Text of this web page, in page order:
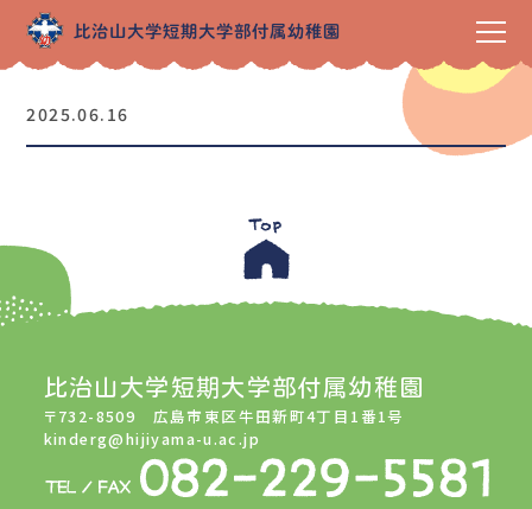
2025.06.16
比治山大学短期大学部付属幼稚園
〒732-8509 広島市東区牛田新町4丁目1番1号
kinderg@hijiyama-u.ac.jp